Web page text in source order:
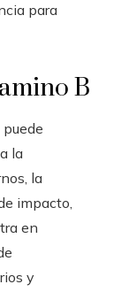
para
B
puede
la
la
impacto,
en
y